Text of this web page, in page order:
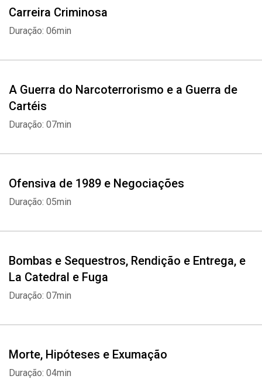
Carreira Criminosa
Duração: 06min
A Guerra do Narcoterrorismo e a Guerra de
Cartéis
Duração: 07min
Ofensiva de 1989 e Negociações
Duração: 05min
Bombas e Sequestros, Rendição e Entrega, e
La Catedral e Fuga
Duração: 07min
Morte, Hipóteses e Exumação
Duração: 04min